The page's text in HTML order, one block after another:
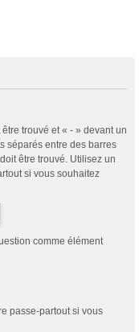
trouvé et « - » devant un
séparés entre des barres
être trouvé. Utilisez un
si vous souhaitez
comme élément
passe-partout si vous